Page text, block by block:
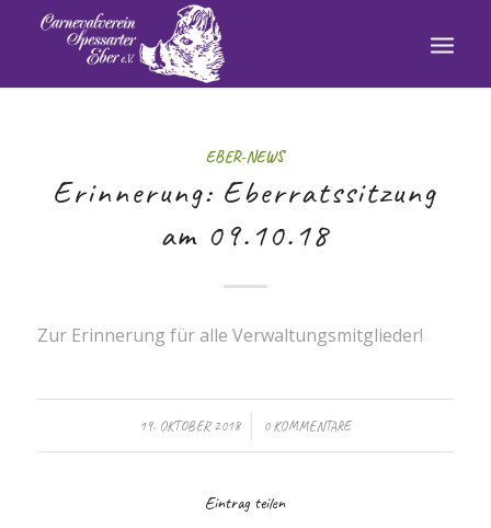
EBER-NEWS
Erinnerung: Eberratssitzung
am 09.10.18
Zur Erinnerung für alle Verwaltungsmitglieder!
19. OKTOBER 2018
/ 0 KOMMENTARE
Eintrag teilen